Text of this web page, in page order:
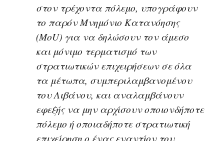
στον τρέχοντα πόλεμο, υπογράφουν
το παρόν Μνημόνιο Κατανόησης
(MοU) για να δηλώσουν τον άμεσο
και μόνιμο τερματισμό των
στρατιωτικών επιχειρήσεων σε όλα
τα μέτωπα, συμπεριλαμβανομένου
του Λιβάνου, και αναλαμβάνουν
εφεξής να μην αρχίσουν οποιονδήποτε
πόλεμο ή οποιαδήποτε στρατιωτική
επιχείρηση ο ένας εναντίον του